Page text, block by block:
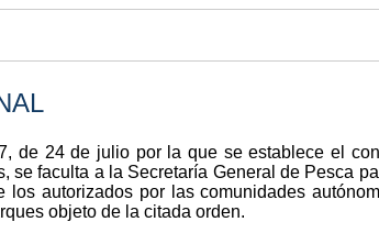
de 24 de julio por la que se establece el
faculta a la Secretaría General de Pesca
autorizados por las comunidades
objeto de la citada orden.